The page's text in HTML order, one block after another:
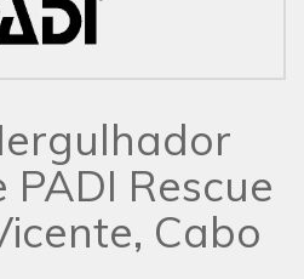
Rescue
Cabo